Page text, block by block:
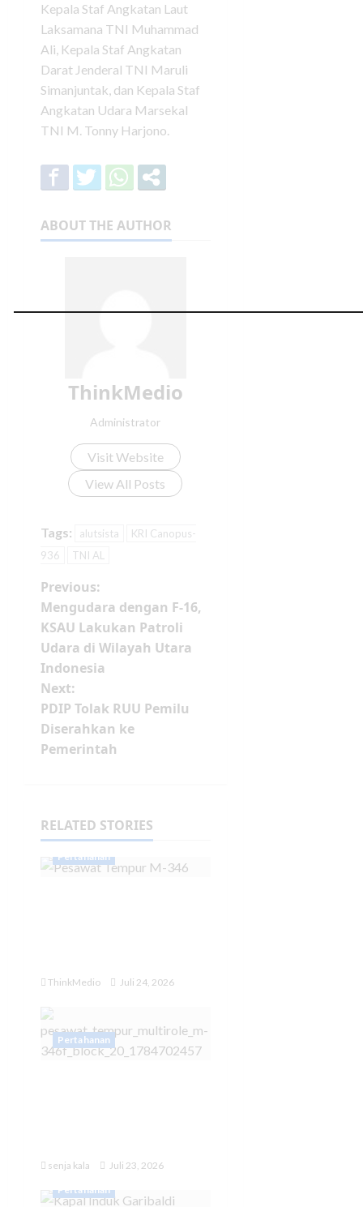
Kepala Staf Angkatan Laut
Laksamana TNI Muhammad
Ali, Kepala Staf Angkatan
Darat Jenderal TNI Maruli
Simanjuntak, dan Kepala Staf
Angkatan Udara Marsekal
TNI M. Tonny Harjono.
ABOUT THE AUTHOR
ThinkMedio
Administrator
Visit Website
View All Posts
Tags: alutsista
KRI Canopus-
936
TNI AL
Previous:
Mengudara dengan F-16,
KSAU Lakukan Patroli
Udara di Wilayah Utara
Indonesia
Next:
PDIP Tolak RUU Pemilu
Diserahkan ke
Pemerintah
RELATED STORIES
Pertahanan
ThinkMedio Juli 24, 2026
Pertahanan
senja kala
Juli 23, 2026
Pertahanan